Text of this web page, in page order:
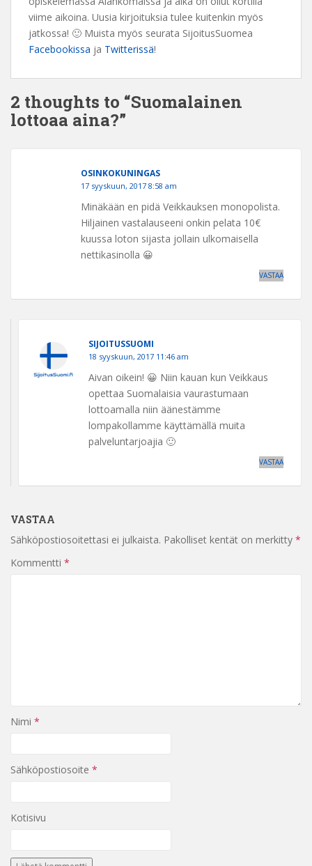
viime aikoina. Uusia kirjoituksia tulee kuitenkin myös
jatkossa! 🙂 Muista myös seurata SijoitusSuomea
Facebookissa ja Twitterissä!
2 thoughts to “Suomalainen
lottoaa aina?”
OSINKOKUNINGAS
17 syyskuun, 2017 8:58 am
Minäkään en pidä Veikkauksen monopolista.
Hiljainen vastalauseeni onkin pelata 10€
kuussa loton sijasta jollain ulkomaisella
nettikasinolla 😀
VASTAA
SIJOITUSSUOMI
18 syyskuun, 2017 11:46 am
Aivan oikein! 😀 Niin kauan kun Veikkaus
opettaa Suomalaisia vaurastumaan
lottoamalla niin äänestämme
lompakollamme käyttämällä muita
palveluntarjoajia 🙂
VASTAA
VASTAA
Sähköpostiosoitettasi ei julkaista. Pakolliset kentät on merkitty *
Kommentti *
Nimi *
Sähköpostiosoite *
Kotisivu